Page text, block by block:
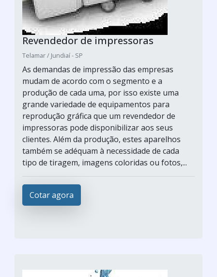
Revendedor de impressoras
Telamar / Jundiaí - SP
As demandas de impressão das empresas
mudam de acordo com o segmento e a
produção de cada uma, por isso existe uma
grande variedade de equipamentos para
reprodução gráfica que um revendedor de
impressoras pode disponibilizar aos seus
clientes. Além da produção, estes aparelhos
também se adéquam à necessidade de cada
tipo de tiragem, imagens coloridas ou fotos,...
Cotar agora